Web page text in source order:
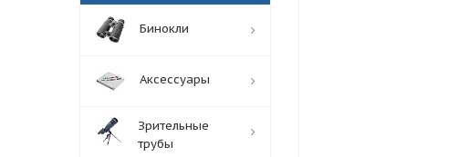
Бинокли
Аксессуары
Зрительные
трубы